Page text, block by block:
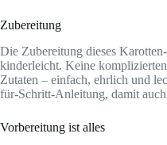
Zubereitung
Die Zubereitung dieses
kinderleicht. Keine
Zutaten – einfach, ehrlich und
für-Schritt-Anleitung, damit
Vorbereitung ist alles